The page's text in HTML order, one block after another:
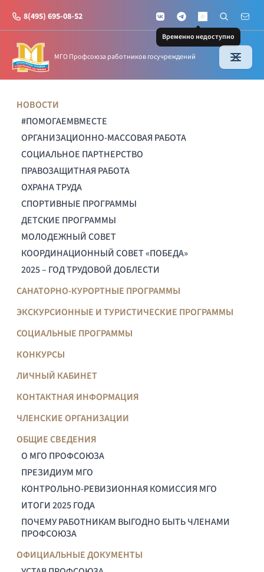
8(495) 695-08-52 VKontakteTelegramMAX
Временно недоступно
Поиск по
Почта
МГО Профсоюза работников госучреждений
НОВОСТИ
#ПОМОГАЕМВМЕСТЕ
ОРГАНИЗАЦИОННО-МАССОВАЯ РАБОТА
СОЦИАЛЬНОЕ ПАРТНЕРСТВО
ПРАВОЗАЩИТНАЯ РАБОТА
ОХРАНА ТРУДА
СПОРТИВНЫЕ ПРОГРАММЫ
ДЕТСКИЕ ПРОГРАММЫ
МОЛОДЕЖНЫЙ СОВЕТ
КООРДИНАЦИОННЫЙ СОВЕТ «ПОБЕДА»
2025 – ГОД ТРУДОВОЙ ДОБЛЕСТИ
САНАТОРНО-КУРОРТНЫЕ ПРОГРАММЫ
ЭКСКУРСИОННЫЕ И ТУРИСТИЧЕСКИЕ ПРОГРАММЫ
СОЦИАЛЬНЫЕ ПРОГРАММЫ
КОНКУРСЫ
ЛИЧНЫЙ КАБИНЕТ
КОНТАКТНАЯ ИНФОРМАЦИЯ
ЧЛЕНСКИЕ ОРГАНИЗАЦИИ
ОБЩИЕ СВЕДЕНИЯ
О МГО ПРОФСОЮЗА
ПРЕЗИДИУМ МГО
КОНТРОЛЬНО-РЕВИЗИОННАЯ КОМИССИЯ МГО
ИТОГИ 2025 ГОДА
ПОЧЕМУ РАБОТНИКАМ ВЫГОДНО БЫТЬ ЧЛЕНАМИ
ПРОФСОЮЗА
ОФИЦИАЛЬНЫЕ ДОКУМЕНТЫ